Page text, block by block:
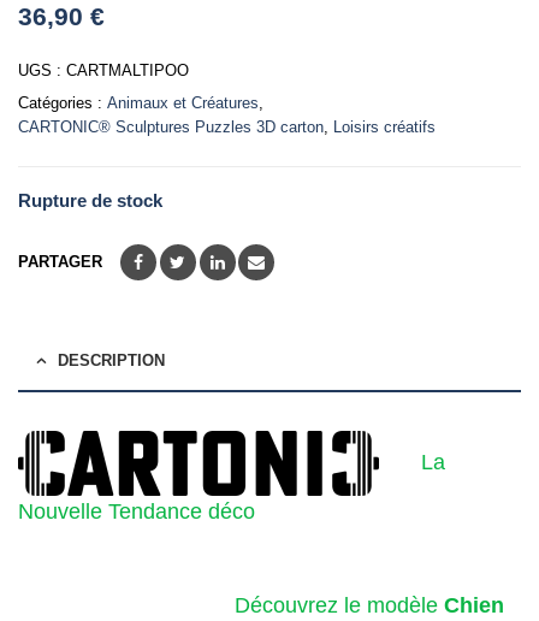
out
of
36,90 €
UGS : CARTMALTIPOO
Catégories : Animaux et Créatures
CARTONIC® Sculptures Puzzles 3D carton Loisirs créatifs
Rupture de stock
PARTAGER
DESCRIPTION
La
Nouvelle Tendance déco
Découvrez le modèle Chien